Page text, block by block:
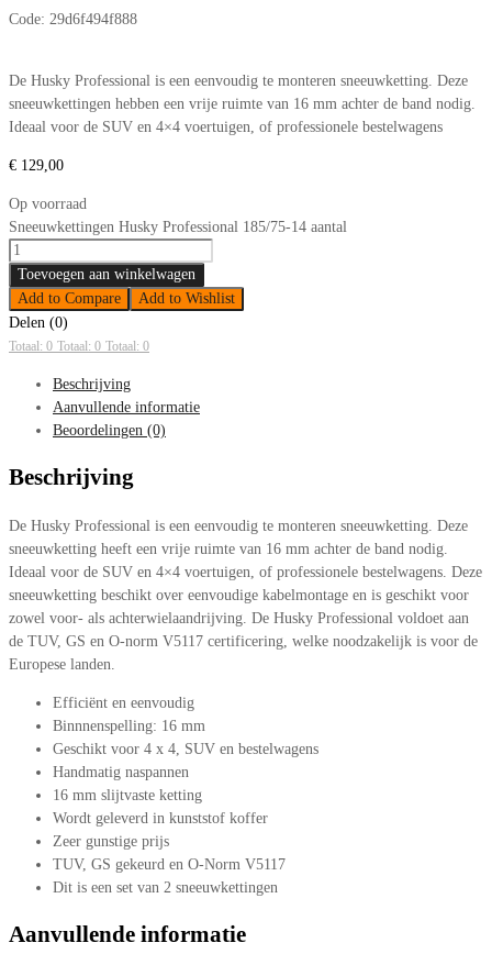
Code: 29d6f494f888
De Husky Professional is een eenvoudig te monteren sneeuwketting. Deze
sneeuwkettingen hebben een vrije ruimte van 16 mm achter de band nodig.
Ideaal voor de SUV en 4×4 voertuigen, of professionele bestelwagens
€ 129,00
Op voorraad
Sneeuwkettingen Husky Professional 185/75-14 aantal
Toevoegen aan winkelwagen
Add to Compare
Add to Wishlist
Delen (0)
Totaal: 0 Totaal: 0 Totaal: 0
Beschrijving
Aanvullende informatie
Beoordelingen (0)
Beschrijving
De Husky Professional is een eenvoudig te monteren sneeuwketting. Deze
sneeuwketting heeft een vrije ruimte van 16 mm achter de band nodig.
Ideaal voor de SUV en 4×4 voertuigen, of professionele bestelwagens. Deze
sneeuwketting beschikt over eenvoudige kabelmontage en is geschikt voor
zowel voor- als achterwielaandrijving. De Husky Professional voldoet aan
de TUV, GS en O-norm V5117 certificering, welke noodzakelijk is voor de
Europese landen.
Efficiënt en eenvoudig
Binnnenspelling: 16 mm
Geschikt voor 4 x 4, SUV en bestelwagens
Handmatig naspannen
16 mm slijtvaste ketting
Wordt geleverd in kunststof koffer
Zeer gunstige prijs
TUV, GS gekeurd en O-Norm V5117
Dit is een set van 2 sneeuwkettingen
Aanvullende informatie